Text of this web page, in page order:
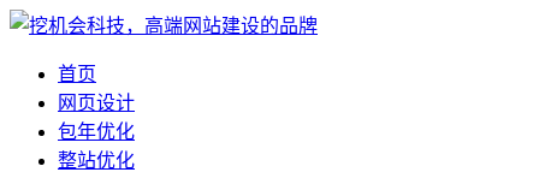
首页
网页设计
包年优化
整站优化